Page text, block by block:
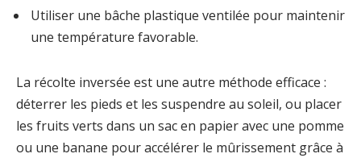
Utiliser une bâche plastique ventilée pour maintenir
une température favorable.
La récolte inversée est une autre méthode efficace :
déterrer les pieds et les suspendre au soleil, ou placer
les fruits verts dans un sac en papier avec une pomme
ou une banane pour accélérer le mûrissement grâce à